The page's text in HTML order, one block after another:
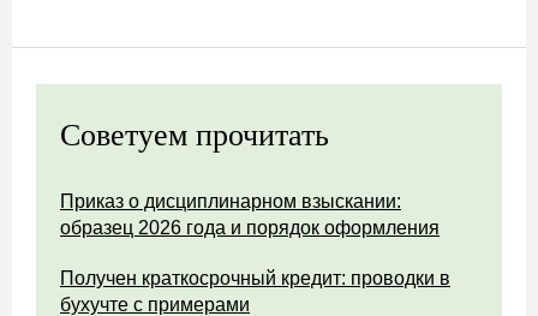
Советуем прочитать
Приказ о дисциплинарном взыскании:
образец 2026 года и порядок оформления
Получен краткосрочный кредит: проводки в
бухучте с примерами